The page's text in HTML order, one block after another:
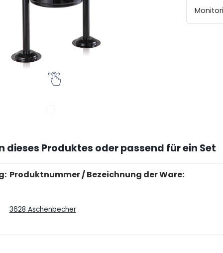
dieses Produktes oder passend für ein Set
Produktnummer / Bezeichnung der Ware:
3628 Aschenbecher